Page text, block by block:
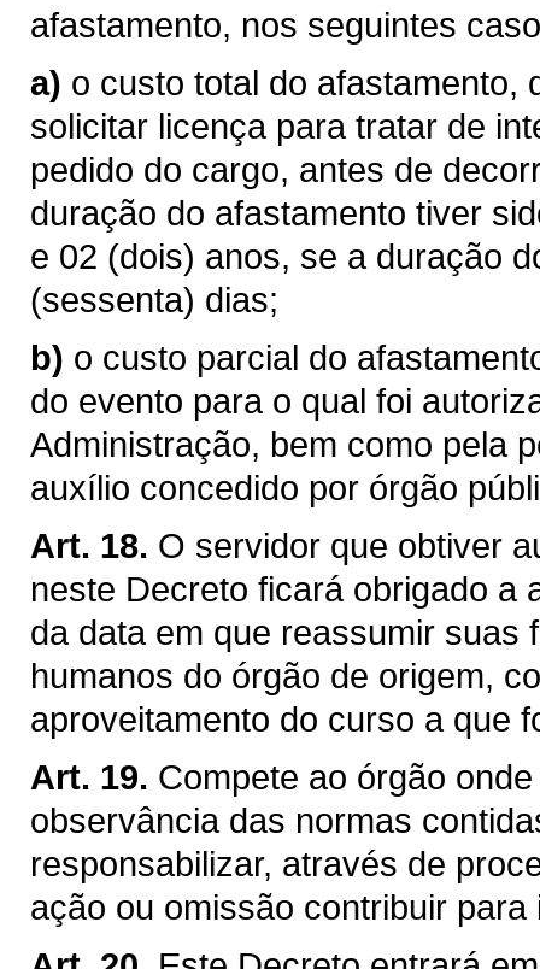
afastamento, nos seguintes
a) o custo total do afastamento,
solicitar licença para tratar de
pedido do cargo, antes de
duração do afastamento tiver
e 02 (dois) anos, se a duração
(sessenta) dias;
b) o custo parcial do
do evento para o qual foi
Administração, bem como pela
auxílio concedido por órgão
Art. 18. O servidor que obtiver
neste Decreto ficará obrigado a
da data em que reassumir suas
humanos do órgão de origem,
aproveitamento do curso a que
Art. 19. Compete ao órgão
observância das normas
responsabilizar, através de
ação ou omissão contribuir